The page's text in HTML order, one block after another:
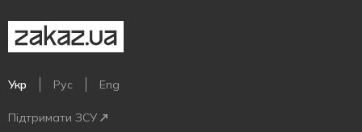
Укр Рус Eng
Підтримати ЗСУ